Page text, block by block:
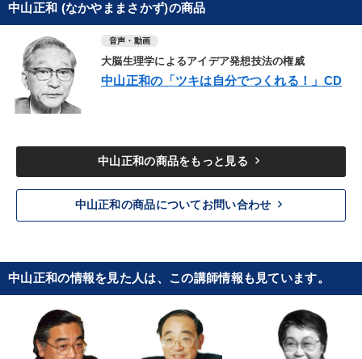
中山正和 (なかやままさかず)の商品
音声・動画
大脳生理学によるアイデア発想技法の権威
中山正和の「ツキは自分でつくれる！」CD
中山正和の商品をもっと見る keyboard_arrow_right
中山正和の商品についてお問い合わせ keyboard_arrow_right
中山正和の情報を見た人は、この講師情報も見ています。